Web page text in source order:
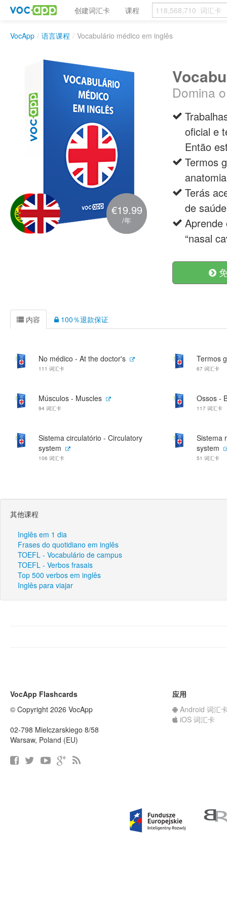
创建词汇卡 课程
VocApp / 语言课程 / Vocabulário médico em inglês
€19.99
/年
Domina
oficial e
Então
Termos
Terás
de
Aprende
“nasal
内容 100％退款保证
No médico - At the doctor's
111 词汇卡
Termos
67 词汇卡
Músculos - Muscles
94 词汇卡
Ossos -
117 词汇卡
Sistema circulatório - Circulatory
system
106 词汇卡
Sistema
system
51 词汇卡
其他课程
Inglês em 1 dia
Frases do quotidiano em inglês
TOEFL - Vocabulário de campus
TOEFL - Verbos frasais
Top 500 verbos em inglês
Inglês para viajar
VocApp Flashcards
© Copyright 2026 VocApp
02-798 Mielczarskiego 8/58
Warsaw, Poland (EU)
应用
Android 词汇
iOS 词汇卡